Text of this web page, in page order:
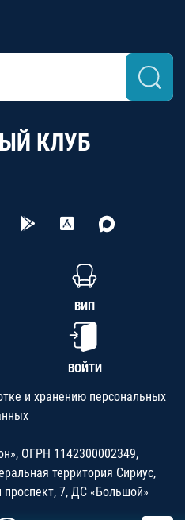
КЛУБ
ВИП
ВОЙТИ
и хранению персональных
ОГРН 1142300002349,
территория Сириус,
проспект, 7, ДС «Большой»